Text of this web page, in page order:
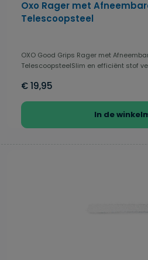
Oxo Rager met
Telescoopsteel
OXO Good Grips Rager met
TelescoopsteelSlim en efficiënt stof
€ 19,95
In de